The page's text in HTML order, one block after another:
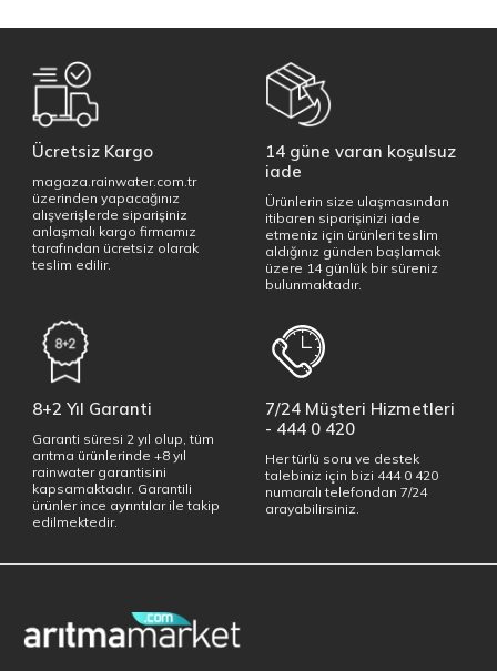
Ücretsiz Kargo
magaza.rainwater.com.tr
üzerinden yapacağınız
alışverişlerde siparişiniz
anlaşmalı kargo firmamız
tarafından ücretsiz olarak
teslim edilir.
14 güne varan koşulsuz
iade
Ürünlerin size ulaşmasından
itibaren siparişinizi iade
etmeniz için ürünleri teslim
aldığınız günden başlamak
üzere 14 günlük bir süreniz
bulunmaktadır.
8+2 Yıl Garanti
Garanti süresi 2 yıl olup, tüm
arıtma ürünlerinde +8 yıl
rainwater garantisini
kapsamaktadır. Garantili
ürünler ince ayrıntılar ile takip
edilmektedir.
7/24 Müşteri Hizmetleri
- 444 0 420
Her türlü soru ve destek
talebiniz için bizi 444 0 420
numaralı telefondan 7/24
arayabilirsiniz.